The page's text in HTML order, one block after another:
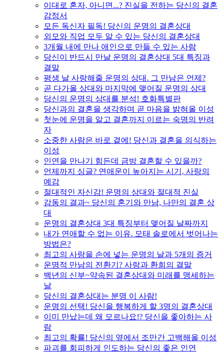
이대로 혼자, 아니면...? 진실을 전하는 당신의 결혼
감정서
모든 독신자 필독! 당신의 운명의 결혼상대
외모와 직업 모두 알 수 있는 당신의 결혼상대
3개월 내에 만나 애인으로 만들 수 있는 사람
당신이 반드시 만날 운명의 결혼상대 5대 특징과
결말
평생 날 사랑해줄 운명의 상대. 그 만남은 언제?
곧 다가올 상대와 마지막에 맺어질 운명의 상대
당신의 운명의 상대를 분석! 호화특별판
당신과의 결혼을 생각하며 곧 마음을 밝혀올 이성
첫눈에 운명을 알고 결혼까지 이르는 숙명의 반려
자
소중한 사람은 바로 곁에! 당신과 결혼을 의식하는
이성
인연을 만나기 힘든데 금방 결혼할 수 있을까?
언제까지 싱글? 연애운이 높아지는 시기, 사랑의
예감
절대적인 자신감! 운명의 상대와 절대적 진실
감동의 결과~ 당신의 혼기와 만남, 나만의 결혼 상
대
운명의 결혼상대 3대 특징부터 맺어질 날짜까지
내가 연애할 수 없는 이유. 모태 솔로에서 벗어나는
방법은?
최고의 사랑을 손에 넣는 운명의 날과 5개의 증거
운명적 만남의 전환기? 사랑과 환희의 결말
백년의 신부~약속된 결혼상대와 미래를 맹세하는
날
당신의 결혼상대는 분명 이 사람!
운명의 선택! 당신을 행복하게 할 3명의 결혼상대
이미 만났는데 왜 모르나요!? 당신을 좋아하는 사
람
최고의 확률! 당신의 옆에서 조만간 고백해올 이성
파괴를 회피하게 인도하는 당신의 좋은 인연